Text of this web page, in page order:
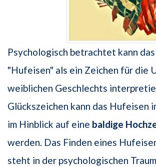
Psychologisch betrachtet kann
"Hufeisen" als ein Zeichen für die
weiblichen Geschlechts
Glückszeichen kann das Hufeisen
im Hinblick auf eine baldige
werden. Das Finden eines
steht in der psychologischen